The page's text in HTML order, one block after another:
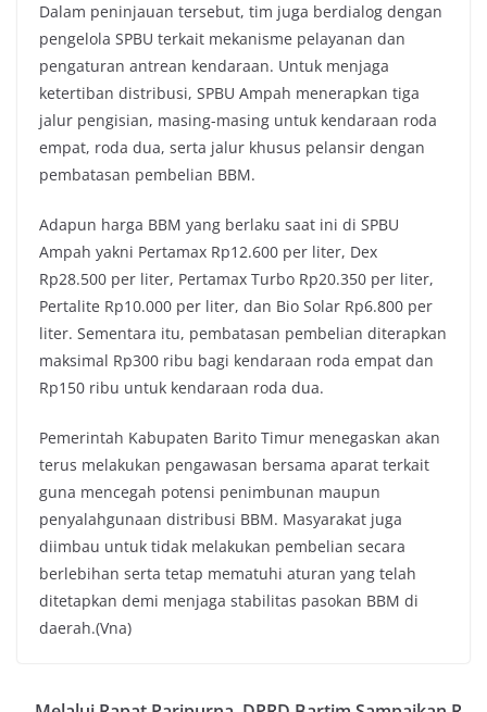
Dalam peninjauan tersebut, tim juga berdialog dengan
pengelola SPBU terkait mekanisme pelayanan dan
pengaturan antrean kendaraan. Untuk menjaga
ketertiban distribusi, SPBU Ampah menerapkan tiga
jalur pengisian, masing-masing untuk kendaraan roda
empat, roda dua, serta jalur khusus pelansir dengan
pembatasan pembelian BBM.
Adapun harga BBM yang berlaku saat ini di SPBU
Ampah yakni Pertamax Rp12.600 per liter, Dex
Rp28.500 per liter, Pertamax Turbo Rp20.350 per liter,
Pertalite Rp10.000 per liter, dan Bio Solar Rp6.800 per
liter. Sementara itu, pembatasan pembelian diterapkan
maksimal Rp300 ribu bagi kendaraan roda empat dan
Rp150 ribu untuk kendaraan roda dua.
Pemerintah Kabupaten Barito Timur menegaskan akan
terus melakukan pengawasan bersama aparat terkait
guna mencegah potensi penimbunan maupun
penyalahgunaan distribusi BBM. Masyarakat juga
diimbau untuk tidak melakukan pembelian secara
berlebihan serta tetap mematuhi aturan yang telah
ditetapkan demi menjaga stabilitas pasokan BBM di
daerah.(Vna)